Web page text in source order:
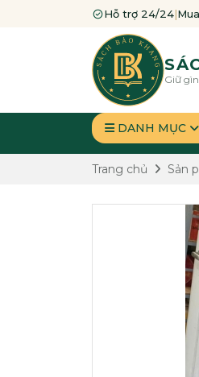
Hỗ trợ 24/24|
Giữ
DANH MỤC
Trang chủ Sản